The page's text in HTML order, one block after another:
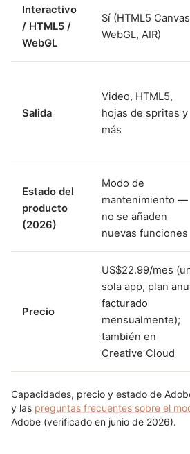
Interactivo
/ HTML5 /
WebGL
Sí (HTML5
WebGL, AIR)
Salida
Video, HTML5,
hojas de sprites y
más
Estado del
producto
(2026)
Modo de
mantenimiento —
no se añaden
nuevas funciones
Precio
US$22.99/mes
sola app, plan
facturado
mensualmente);
también en
Creative Cloud
Capacidades, precio y estado de
y las preguntas frecuentes sobre el
Adobe (verificado en junio de 2026).